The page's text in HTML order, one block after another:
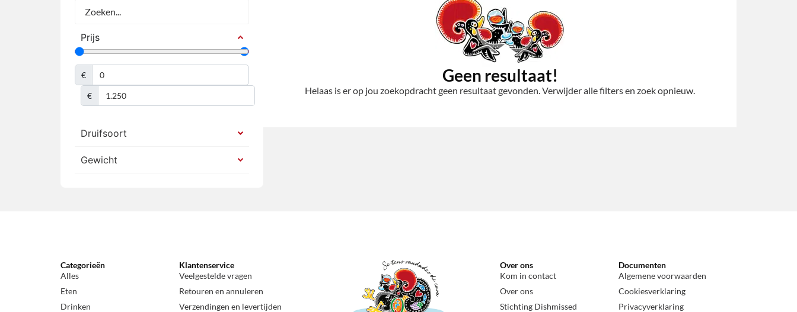
Prijs
€
€
Druifsoort
Gewicht
Geen resultaat!
Helaas is er op jou zoekopdracht geen resultaat gevonden. Verwijder alle filters en zoek opnieuw.
Categorieën
Alles
Eten
Drinken
Klantenservice
Veelgestelde vragen
Retouren en annuleren
Verzendingen en levertijden
Over ons
Kom in contact
Over ons
Stichting Dishmissed
Documenten
Algemene voorwaarden
Cookiesverklaring
Privacyverklaring